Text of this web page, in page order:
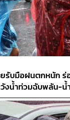
ห้อยู่ในเกณฑ์ไม่เ
ระทบกับพื้นที่ริมแ
ง อยุธยาได้ ซึ่งล่า
ท้ายเขื่อนเจ้าพร
ชำนาญค้า
มอุตุนิยมวิทยา
ยากรน้ำแห่งชาติ
น้
รับมือฝนตกหนัก
วังน้ำท่วมฉับพลัน-น้